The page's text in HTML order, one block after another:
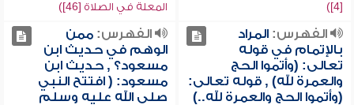
[4])
المعلة في الصلاة [46])
الفهرس:المراد
بالإتمام في قوله
تعالى: (وأتموا الحج
والعمرة لله) , قوله تعالى:
(وأتموا الحج والعمرة لله..)
الفهرس:ممن
الوهم في حديث ابن
مسعود؟ , حديث ابن
مسعود: ( افتتح النبي
صلى الله عليه وسلم